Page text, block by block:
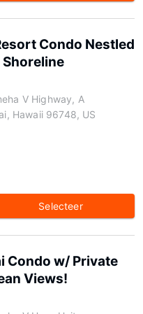
Condo Nestled
V Highway, A
Hawaii 96748, US
Selecteer
Condo w/ Private
Views!